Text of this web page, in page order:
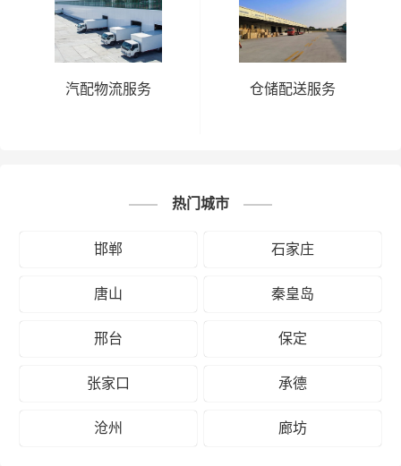
邯郸到吉安物流公司
邯郸到景德镇物流公司
邯郸到宜春物流公司
邯郸到鹰潭物流公司
# 新余专线
# 新余物流
# 邯郸专线
# 邯郸货运
# 邯郸物流
汽配物流服务 仓储配送服务
热门城市
邯郸 石家庄
唐山 秦皇岛
邢台 保定
张家口 承德
沧州 廊坊